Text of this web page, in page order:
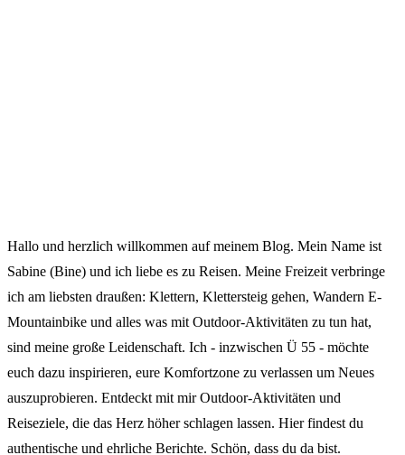
Hallo und herzlich willkommen auf meinem Blog. Mein Name ist
Sabine (Bine) und ich liebe es zu Reisen. Meine Freizeit verbringe
ich am liebsten draußen: Klettern, Klettersteig gehen, Wandern E-
Mountainbike und alles was mit Outdoor-Aktivitäten zu tun hat,
sind meine große Leidenschaft. Ich - inzwischen Ü 55 - möchte
euch dazu inspirieren, eure Komfortzone zu verlassen um Neues
auszuprobieren. Entdeckt mit mir Outdoor-Aktivitäten und
Reiseziele, die das Herz höher schlagen lassen. Hier findest du
authentische und ehrliche Berichte. Schön, dass du da bist.